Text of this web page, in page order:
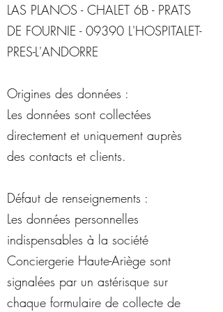
LAS PLANOS - CHALET 6B - PRATS
DE FOURNIE - 09390 L'HOSPITALET-
PRES-L'ANDORRE
Origines des données :
Les données sont collectées
directement et uniquement auprès
des contacts et clients.
Défaut de renseignements :
Les données personnelles
indispensables à la société
Conciergerie Haute-Ariège sont
signalées par un astérisque sur
chaque formulaire de collecte de